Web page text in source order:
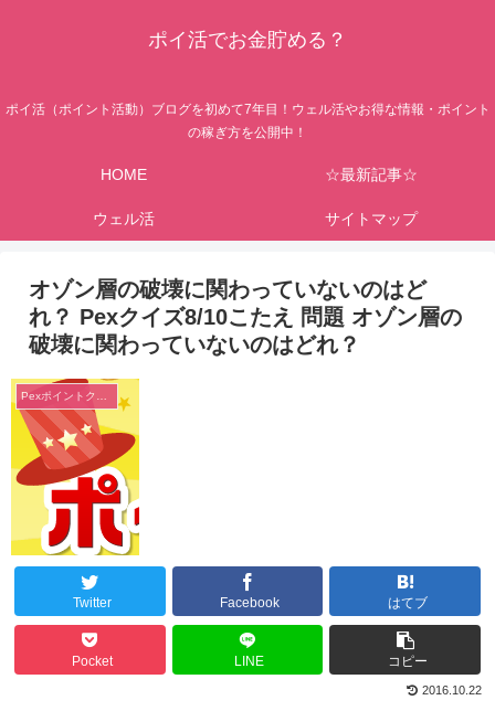
ポイ活でお金貯める？
ポイ活（ポイント活動）ブログを初めて7年目！ウェル活やお得な情報・ポイント
の稼ぎ方を公開中！
HOME ☆最新記事☆
ウェル活 サイトマップ
オゾン層の破壊に関わっていないのはど
れ？ Pexクイズ8/10こたえ 問題 オゾン層の
破壊に関わっていないのはどれ？
Pexポイントクイズ
Twitter Facebook はてブ
Pocket LINE コピー
2016.10.22